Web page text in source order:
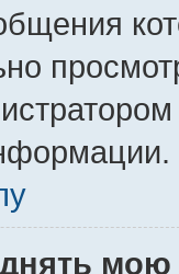
мою